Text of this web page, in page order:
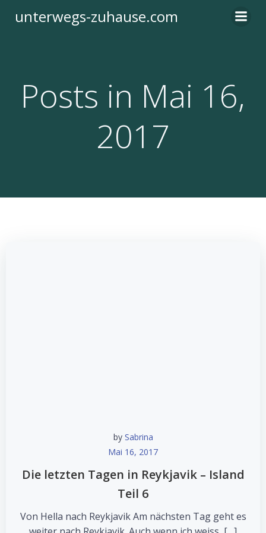
Inhalt
unterwegs-zuhause.com
Posts in Mai 16,
2017
by Sabrina
Mai 16, 2017
Die letzten Tagen in Reykjavik – Island
Teil 6
Von Hella nach Reykjavik Am nächsten Tag geht es